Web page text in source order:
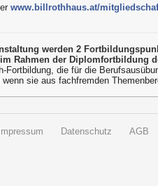
www.billrothhaus.at/
werden 2
Rahmen der Diplomfortbildung
Fortbildung, die für die
wenn sie aus fachfremden
Impressum Datenschutz AGB